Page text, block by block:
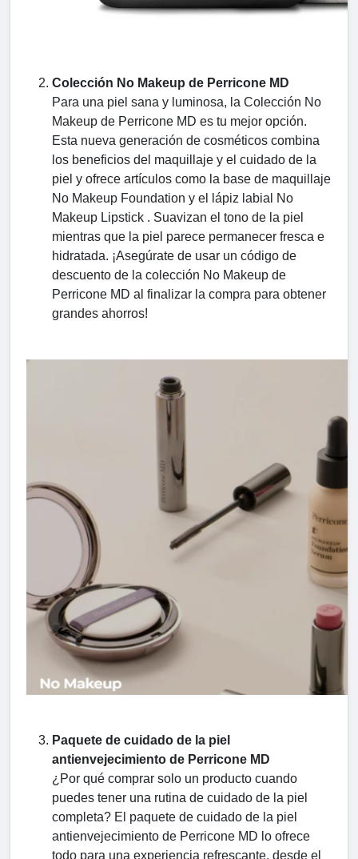
Colección No Makeup de Perricone MD
Para una piel sana y luminosa, la Colección No
Makeup de Perricone MD es tu mejor opción.
Esta nueva generación de cosméticos combina
los beneficios del maquillaje y el cuidado de la
piel y ofrece artículos como la base de maquillaje
No Makeup Foundation y el lápiz labial No
Makeup Lipstick . Suavizan el tono de la piel
mientras que la piel parece permanecer fresca e
hidratada. ¡Asegúrate de usar un código de
descuento de la colección No Makeup de
Perricone MD al finalizar la compra para obtener
grandes ahorros!
Paquete de cuidado de la piel
antienvejecimiento de Perricone MD
¿Por qué comprar solo un producto cuando
puedes tener una rutina de cuidado de la piel
completa? El paquete de cuidado de la piel
antienvejecimiento de Perricone MD lo ofrece
todo para una experiencia refrescante, desde el